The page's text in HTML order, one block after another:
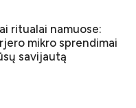
ritualai namuose:
mikro sprendimai
savijautą